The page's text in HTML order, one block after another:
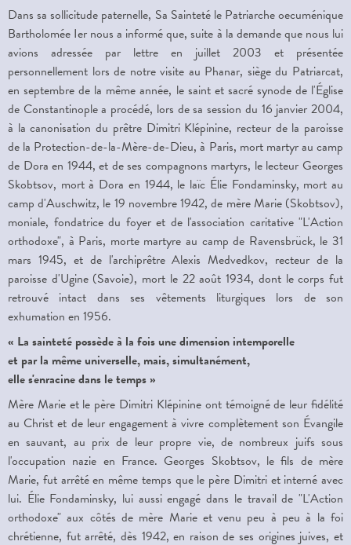
Dans sa sollicitude paternelle, Sa Sainteté le Patriarche oecuménique
Bartholomée Ier nous a informé que, suite à la demande que nous lui
avions adressée par lettre en juillet 2003 et présentée
personnellement lors de notre visite au Phanar, siège du Patriarcat,
en septembre de la même année, le saint et sacré synode de l'Église
de Constantinople a procédé, lors de sa session du 16 janvier 2004,
à la canonisation du prêtre Dimitri Klépinine, recteur de la paroisse
de la Protection-de-la-Mère-de-Dieu, à Paris, mort martyr au camp
de Dora en 1944, et de ses compagnons martyrs, le lecteur Georges
Skobtsov, mort à Dora en 1944, le laïc Élie Fondaminsky, mort au
camp d'Auschwitz, le 19 novembre 1942, de mère Marie (Skobtsov),
moniale, fondatrice du foyer et de l'association caritative "L'Action
orthodoxe", à Paris, morte martyre au camp de Ravensbrück, le 31
mars 1945, et de l'archiprêtre Alexis Medvedkov, recteur de la
paroisse d'Ugine (Savoie), mort le 22 août 1934, dont le corps fut
retrouvé intact dans ses vêtements liturgiques lors de son
exhumation en 1956.
« La sainteté possède à la fois une dimension intemporelle
et par la même universelle, mais, simultanément,
elle s'enracine dans le temps »
Mère Marie et le père Dimitri Klépinine ont témoigné de leur fidélité
au Christ et de leur engagement à vivre complètement son Évangile
en sauvant, au prix de leur propre vie, de nombreux juifs sous
l'occupation nazie en France. Georges Skobtsov, le fils de mère
Marie, fut arrêté en même temps que le père Dimitri et interné avec
lui. Élie Fondaminsky, lui aussi engagé dans le travail de "L'Action
orthodoxe" aux côtés de mère Marie et venu peu à peu à la foi
chrétienne, fut arrêté, dès 1942, en raison de ses origines juives, et